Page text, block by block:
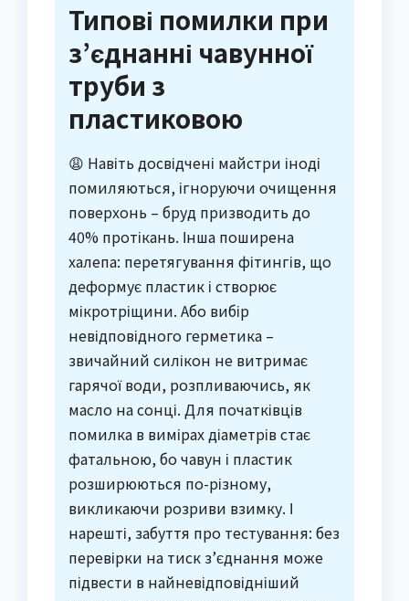
Типові помилки при
з’єднанні чавунної
труби з
пластиковою
😩 Навіть досвідчені майстри іноді
помиляються, ігноруючи очищення
поверхонь – бруд призводить до
40% протікань. Інша поширена
халепа: перетягування фітингів, що
деформує пластик і створює
мікротріщини. Або вибір
невідповідного герметика –
звичайний силікон не витримає
гарячої води, розпливаючись, як
масло на сонці. Для початківців
помилка в вимірах діаметрів стає
фатальною, бо чавун і пластик
розширюються по-різному,
викликаючи розриви взимку. І
нарешті, забуття про тестування: без
перевірки на тиск з’єднання може
підвести в найневідповідніший